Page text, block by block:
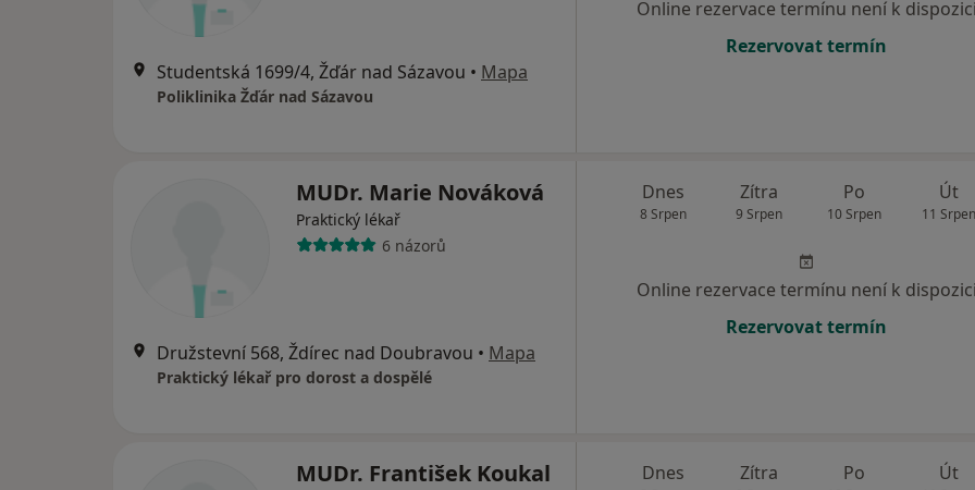
Studentská 1699/4, Žďár nad Sázavou • Mapa
Poliklinika Žďár nad Sázavou
Online rezervace termínu není k dispozici
Rezervovat termín
MUDr. Marie Nováková
Praktický lékař
6 názorů
Družstevní 568, Ždírec nad Doubravou • Mapa
Praktický lékař pro dorost a dospělé
Dnes
8 Srpen
Zítra
9 Srpen
Po
10 Srpen
Út
11 Srpen
Online rezervace termínu není k dispozici
Rezervovat termín
MUDr. František Koukal Dnes Zítra Po Út